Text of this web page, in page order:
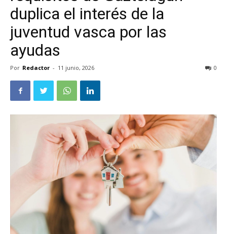
duplica el interés de la
juventud vasca por las
ayudas
Por Redactor - 11 junio, 2026 0